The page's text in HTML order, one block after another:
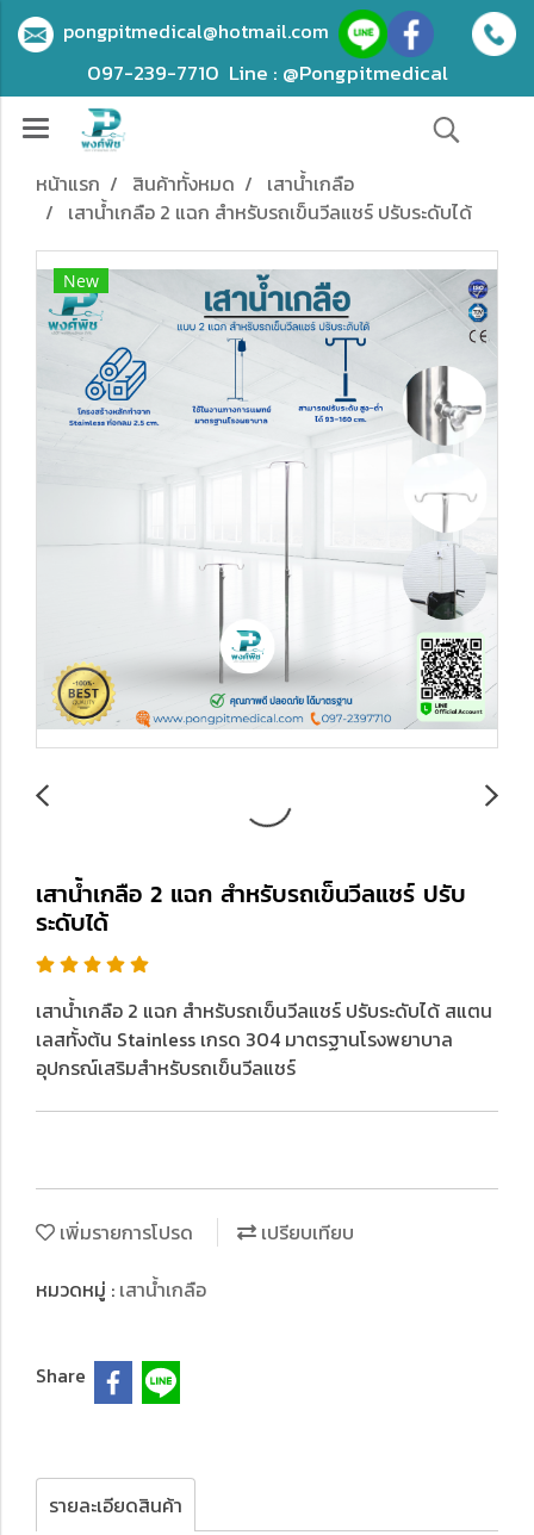
pongpitmedical@hotmail.com
097-239-7710 Line : @Pongpitmedical
หน้าแรก สินค้าทั้งหมด
เสาน้ำเกลือ
เสาน้ำเกลือ 2 แฉก สำหรับรถเข็นวีลแชร์ ปรับระดับได้
New
เสาน้ำเกลือ 2 แฉก สำหรับรถเข็นวีลแชร์ ปรับ
ระดับได้
เสาน้ำเกลือ 2 แฉก สำหรับรถเข็นวีลแชร์ ปรับระดับได้ สแตน
เลสทั้งต้น Stainless เกรด 304 มาตรฐานโรงพยาบาล
อุปกรณ์เสริมสำหรับรถเข็นวีลแชร์
เพิ่มรายการโปรด
เปรียบเทียบ
หมวดหมู่ : เสาน้ำเกลือ
Share
รายละเอียดสินค้า